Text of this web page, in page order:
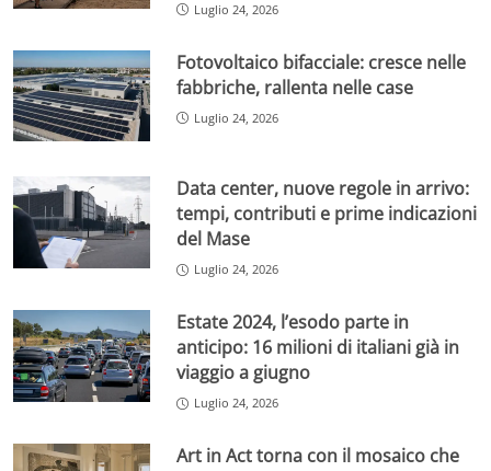
Luglio 24, 2026
Fotovoltaico bifacciale: cresce nelle
fabbriche, rallenta nelle case
Luglio 24, 2026
Data center, nuove regole in arrivo:
tempi, contributi e prime indicazioni
del Mase
Luglio 24, 2026
Estate 2024, l’esodo parte in
anticipo: 16 milioni di italiani già in
viaggio a giugno
Luglio 24, 2026
Art in Act torna con il mosaico che